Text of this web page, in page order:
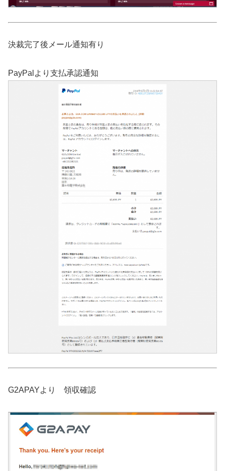
決裁完了後メール通知有り
PayPalより支払承認通知
G2APAYより 領収確認